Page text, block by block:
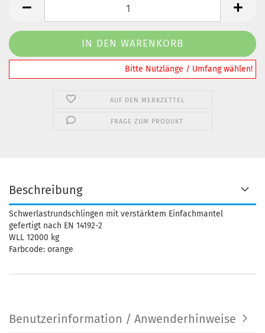
️️️️️Bitte Nutzlänge / Umfang wählen!
AUF DEN MERKZETTEL
FRAGE ZUM PRODUKT
Beschreibung
Schwerlastrundschlingen mit verstärktem Einfachmantel
gefertigt nach EN 14192-2
WLL 12000 kg
Farbcode: orange
Benutzerinformation / Anwenderhinweise